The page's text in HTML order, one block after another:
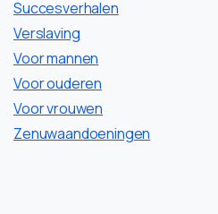
Succesverhalen
Verslaving
Voor mannen
Voor ouderen
Voor vrouwen
Zenuwaandoeningen